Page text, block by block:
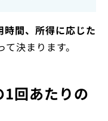
間、所得に応じた
て決まります。
回あたりの